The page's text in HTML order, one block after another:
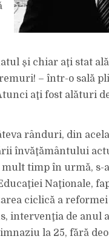
şi chiar aţi stat
– într-o sală
aţi fost alături
rânduri, din
învăţământului
timp în urmă, s-
Naţionale,
ciclică a
intervenţia de anul
la 25, fără